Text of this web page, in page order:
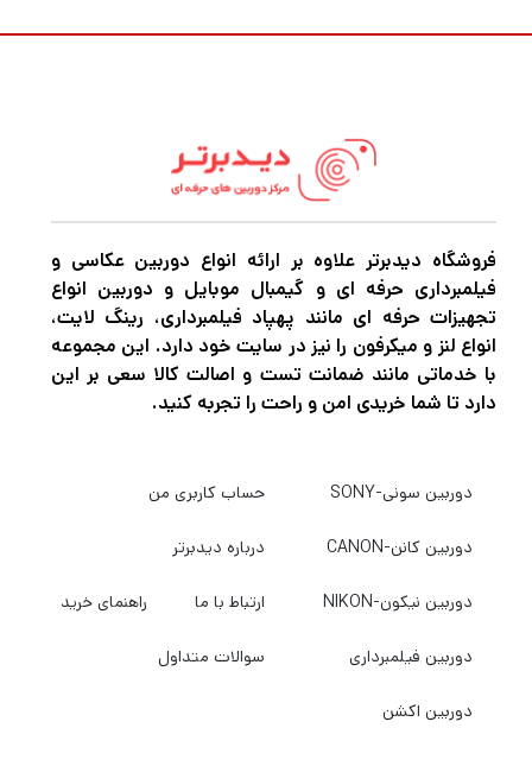
فروشگاه دیدبرتر علاوه بر ارائه انواع دوربین عکاسی و
فیلمبرداری حرفه ای و گیمبال موبایل و دوربین انواع
تجهیزات حرفه ای مانند پهپاد فیلمبرداری، رینگ لایت،
انواع لنز و میکرفون را نیز در سایت خود دارد. این مجموعه
با خدماتی مانند ضمانت تست و اصالت کالا سعی بر این
دارد تا شما خریدی امن و راحت را تجربه کنید.
دوربین سونی-SONY
دوربین کانن-CANON
دوربین نیکون-NIKON
دوربین فیلمبرداری
دوربین اکشن
حساب کاربری من
درباره دیدبرتر
ارتباط با ما راهنمای خرید
سوالات متداول